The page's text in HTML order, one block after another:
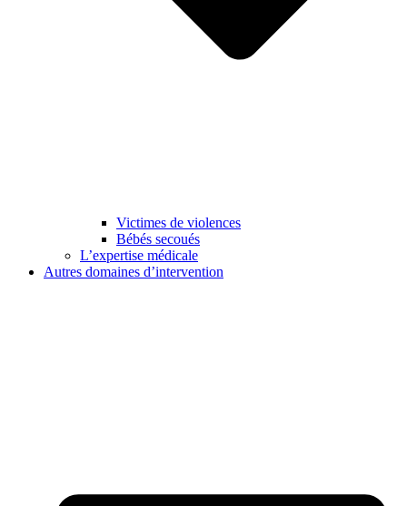
Victimes de violences
Bébés secoués
L’expertise médicale
Autres domaines d’intervention